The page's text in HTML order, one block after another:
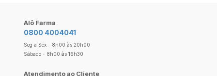
Alô Farma
0800 4004041
Seg a Sex - 8h00 às 20h00
Sábado - 8h00 às 16h30
Atendimento ao Cliente